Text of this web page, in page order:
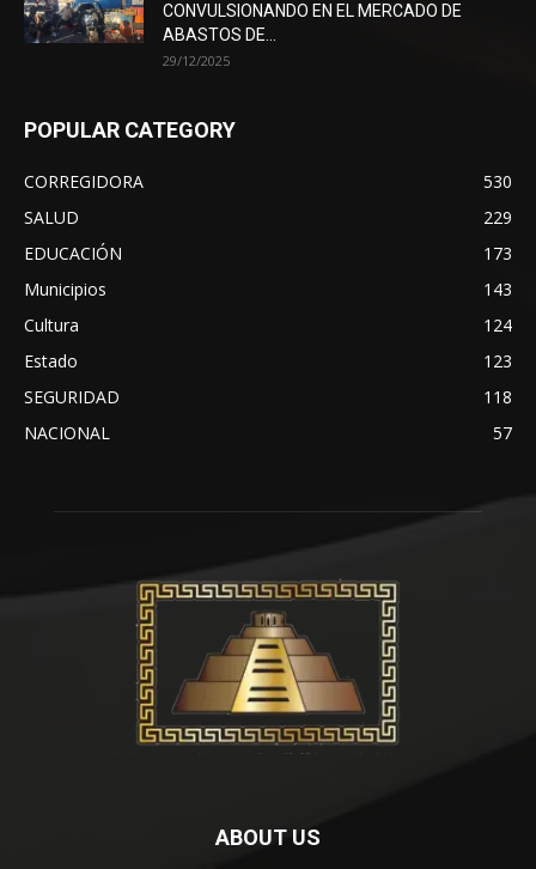
CONVULSIONANDO EN EL MERCADO DE
ABASTOS DE...
29/12/2025
POPULAR CATEGORY
CORREGIDORA
530
SALUD
229
EDUCACIÓN
173
Municipios
143
Cultura
124
Estado
123
SEGURIDAD
118
NACIONAL
57
ABOUT US